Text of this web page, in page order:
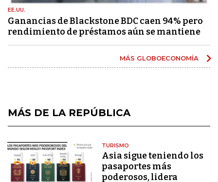
EE.UU.
Ganancias de Blackstone BDC caen 94% pero
rendimiento de préstamos aún se mantiene
MÁS GLOBOECONOMÍA
MÁS DE LA REPÚBLICA
TURISMO
Asia sigue teniendo los
pasaportes más
poderosos, lidera